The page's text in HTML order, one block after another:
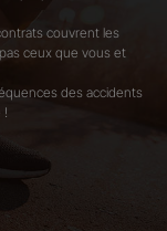
couvrent les
ceux que vous et
des accidents
!